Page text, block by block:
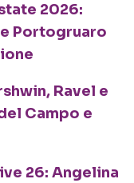
2026:
Portogruaro
Ravel e
Campo e
26: Angelina